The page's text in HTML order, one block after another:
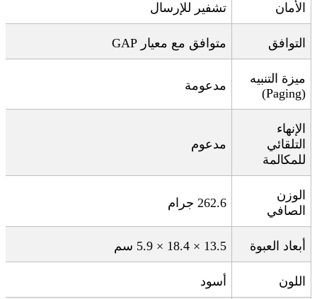
الأمان تشفير للإرسال
التوافق متوافق مع معيار GAP
ميزة التنبيه
(Paging)
مدعومة
الإنهاء
التلقائي
للمكالمة
مدعوم
الوزن
الصافي
262.6 جرام
أبعاد العبوة 13.5 × 18.4 × 5.9 سم
اللون أسود